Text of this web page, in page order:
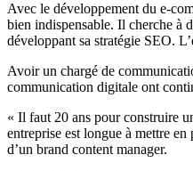
Avec le développement du e-
bien indispensable. Il cherche à
développant sa stratégie SEO.
Avoir un chargé de
communication digitale ont
« Il faut 20 ans pour construire
entreprise est longue à mettre
d’un brand content manager.